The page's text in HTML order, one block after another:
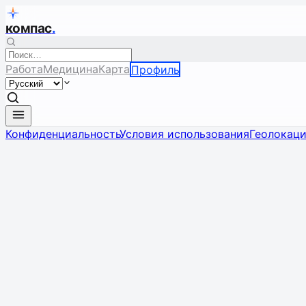
компас.
РаботаМедицинаКарта Профиль
КонфиденциальностьУсловия использования